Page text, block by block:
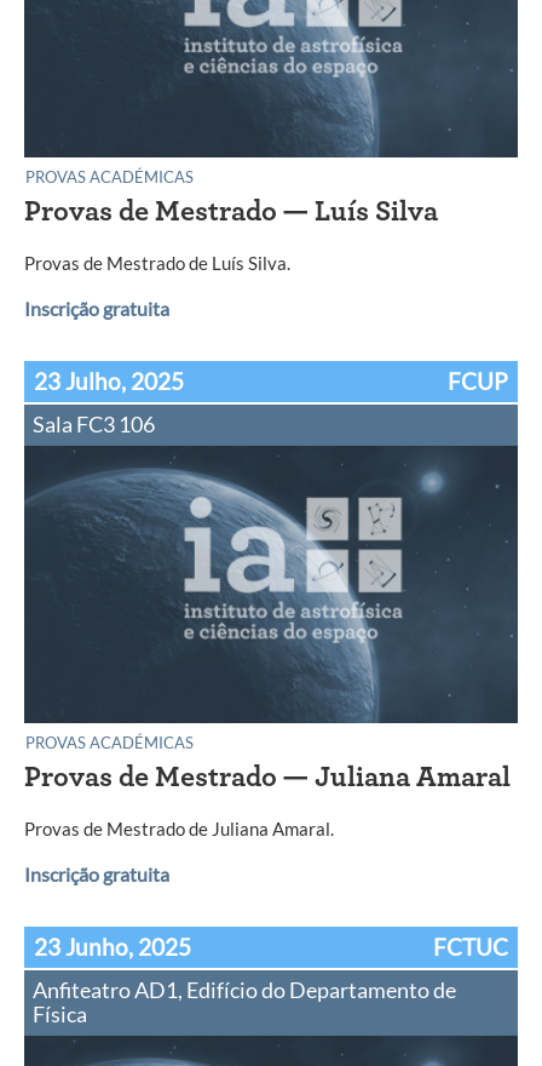
PROVAS ACADÉMICAS
Provas de Mestrado — Luís Silva
Provas de Mestrado de Luís Silva.
Inscrição gratuita
23 Julho, 2025 FCUP
Sala FC3 106
PROVAS ACADÉMICAS
Provas de Mestrado — Juliana Amaral
Provas de Mestrado de Juliana Amaral.
Inscrição gratuita
23 Junho, 2025 FCTUC
Anfiteatro AD1, Edifício do Departamento de
Física